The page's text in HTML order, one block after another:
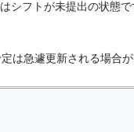
シフトが未提出の状態
は急遽更新される場合